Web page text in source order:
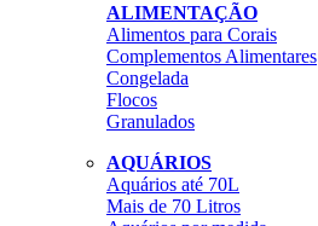
ALIMENTAÇÃO
Alimentos para Corais
Complementos Alimentares
Congelada
Flocos
Granulados
AQUÁRIOS
Aquários até 70L
Mais de 70 Litros